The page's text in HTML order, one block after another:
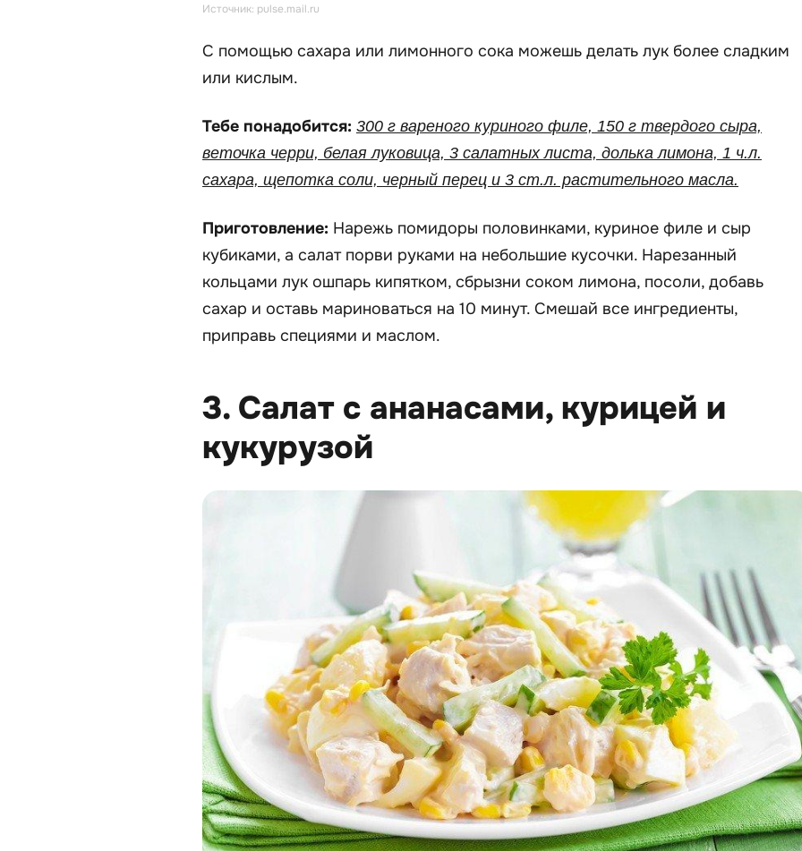
Источник: pulse.mail.ru
С помощью сахара или лимонного сока можешь делать лук более сладким
или кислым.
Тебе понадобится: 300 г вареного куриного филе, 150 г твердого сыра,
веточка черри, белая луковица, 3 салатных листа, долька лимона, 1 ч.л.
сахара, щепотка соли, черный перец и 3 ст.л. растительного масла.
Приготовление: Нарежь помидоры половинками, куриное филе и сыр
кубиками, а салат порви руками на небольшие кусочки. Нарезанный
кольцами лук ошпарь кипятком, сбрызни соком лимона, посоли, добавь
сахар и оставь мариноваться на 10 минут. Смешай все ингредиенты,
приправь специями и маслом.
3. Салат с ананасами, курицей и
кукурузой